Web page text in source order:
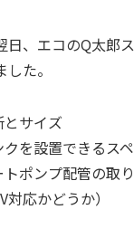
日、エコのQ太郎
た。
サイズ
を設置できるス
ポンプ配管の取
応かどうか）